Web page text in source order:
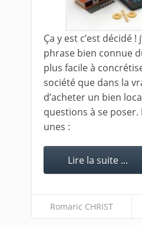
Ça y est c’est décidé !
phrase bien connue
plus facile à
société que dans la
d’acheter un bien
questions à se poser.
unes :
Lire la suite ...
Romaric CHRIST